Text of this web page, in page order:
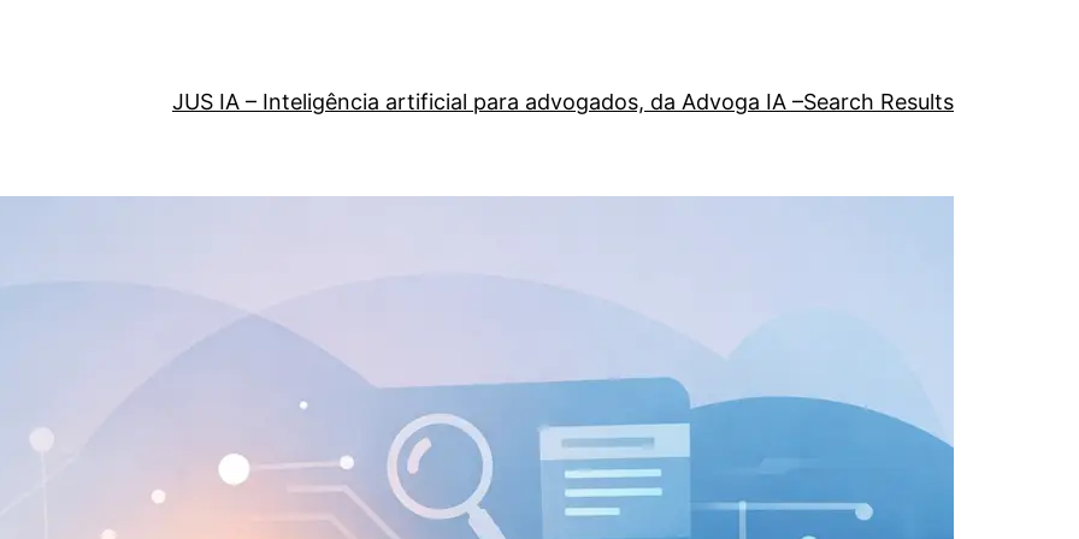
JUS IA – Inteligência artificial para advogados, da Advoga IA –Search Results